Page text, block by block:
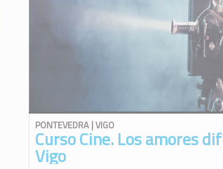
PONTEVEDRA | VIGO
Curso Cine. Los amores
Vigo